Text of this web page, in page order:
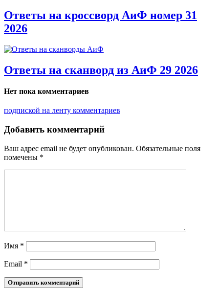
Ответы на кроссворд АиФ номер 31
2026
Ответы на сканворд из АиФ 29 2026
Нет пока комментариев
подпиской на ленту комментариев
Добавить комментарий
Ваш адрес email не будет опубликован. Обязательные поля
помечены *
Имя *
Email *